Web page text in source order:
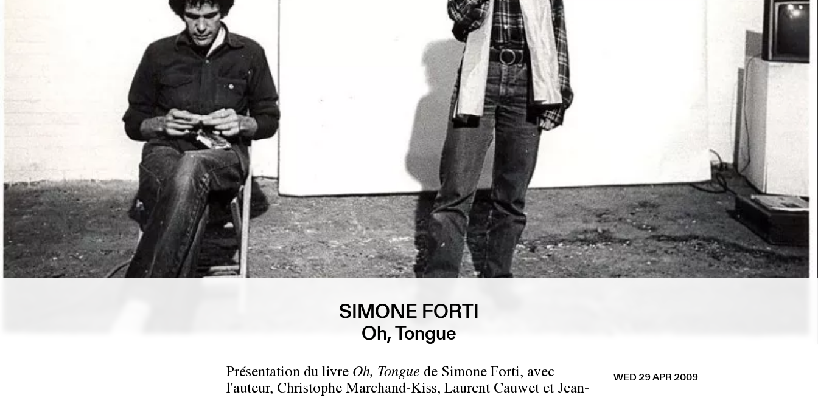
SIMONE FORTI
Oh, Tongue
Présentation du livre Oh, Tongue de Simone Forti, avec
l'auteur, Christophe Marchand-Kiss, Laurent Cauwet et Jean-
WED 29 APR 2009